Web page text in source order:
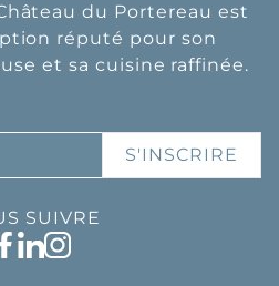
du Portereau est
réputé pour son
et sa cuisine raffinée.
S'INSCRIRE
SUIVRE